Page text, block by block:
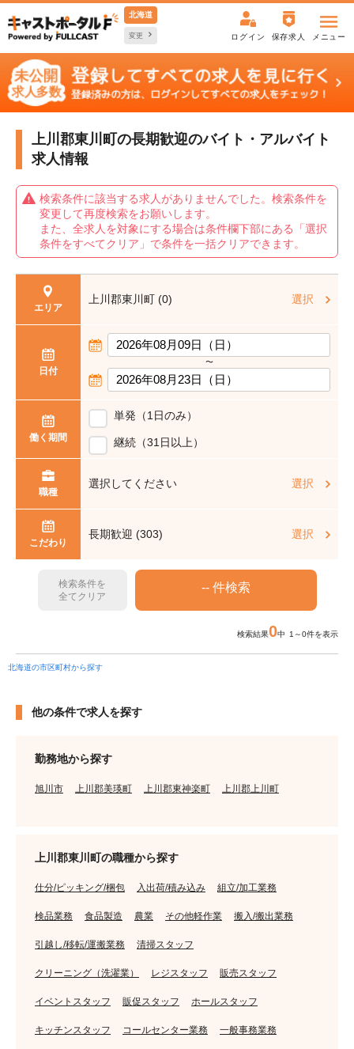
北海道
変更 ログイン 保存求人 メニュー
上川郡東川町の長期歓迎のバイト・アルバイト
求人情報
検索条件に該当する求人がありませんでした。検索条件を
変更して再度検索をお願いします。
また、全求人を対象にする場合は条件欄下部にある「選択
条件をすべてクリア」で条件を一括クリアできます。
エリア
上川郡東川町 (0) 選択
日付
〜
働く期間
単発（1日のみ）
継続（31日以上）
職種
選択してください 選択
こだわり
長期歓迎 (303) 選択
検索条件を
全てクリア
検索結果0中 1～0件を表示
北海道の市区町村から探す
他の条件で求人を探す
勤務地から探す
旭川市 上川郡美瑛町 上川郡東神楽町 上川郡上川町
上川郡東川町の職種から探す
仕分/ピッキング/梱包 入出荷/積み込み 組立/加工業務
検品業務 食品製造 農業 その他軽作業 搬入/搬出業務
引越し/移転/運搬業務 清掃スタッフ
クリーニング（洗濯業） レジスタッフ 販売スタッフ
イベントスタッフ 販促スタッフ ホールスタッフ
キッチンスタッフ コールセンター業務 一般事務業務